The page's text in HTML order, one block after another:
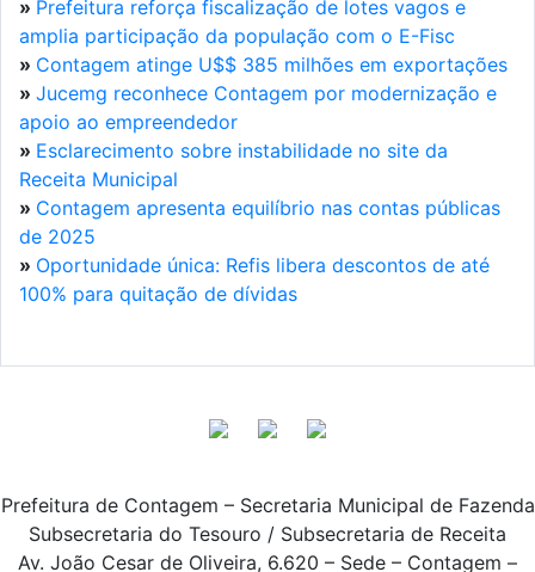
» Prefeitura reforça fiscalização de lotes vagos e
amplia participação da população com o E-Fisc
» Contagem atinge U$$ 385 milhões em exportações
» Jucemg reconhece Contagem por modernização e
apoio ao empreendedor
» Esclarecimento sobre instabilidade no site da
Receita Municipal
» Contagem apresenta equilíbrio nas contas públicas
de 2025
» Oportunidade única: Refis libera descontos de até
100% para quitação de dívidas
Prefeitura de Contagem – Secretaria Municipal de Fazenda
Subsecretaria do Tesouro / Subsecretaria de Receita
Av. João Cesar de Oliveira, 6.620 – Sede – Contagem –